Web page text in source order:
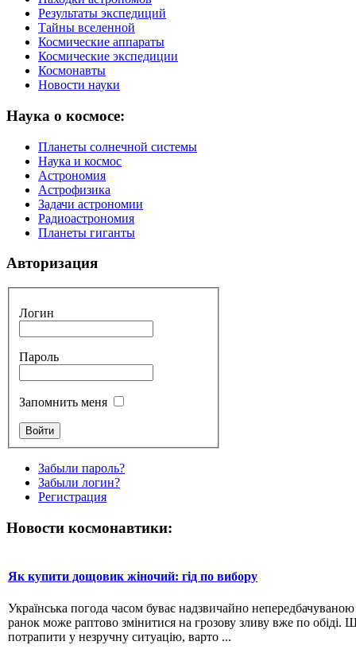
Результаты экспедиций
Тайны вселенной
Космические аппараты
Космические экспедиции
Космонавты
Новости науки
Наука о космосе:
Планеты солнечной системы
Наука и космос
Астрономия
Астрофизика
Задачи астрономии
Радиоастрономия
Планеты гиганты
Авторизация
Логин
Пароль
Запомнить меня
Забыли пароль?
Забыли логин?
Регистрация
Новости космонавтики:
Як купити дощовик жіночий: гід по вибору
Українська погода часом буває надзвичайно
ранок може раптово змінитися на грозову зливу вже по обіді.
потрапити у незручну ситуацію, варто ...